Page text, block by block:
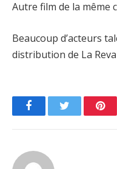
Autre film de la même
Beaucoup d’acteurs
distribution de La
FacebookTwitter